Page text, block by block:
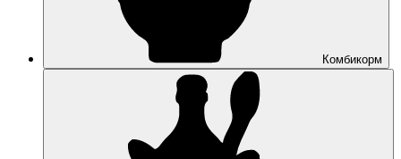
Комбикорм